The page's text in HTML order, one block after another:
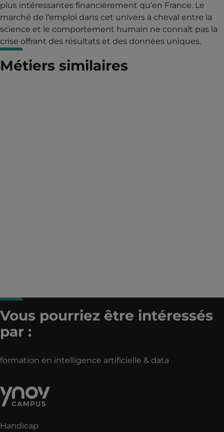
plus intéressantes financièrement qu’en France. Le
marché de l’emploi dans cet univers à cheval entre la
science et le comportement humain ne connaît pas la
crise offrant des résultats et des données uniques.
Métiers similaires
Vous pourriez être intéressés
par :
formation en intelligence artificielle & data
Handicap